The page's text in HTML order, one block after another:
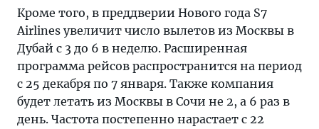
Кроме того, в преддверии Нового года S7
Airlines увеличит число вылетов из Москвы в
Дубай с 3 до 6 в неделю. Расширенная
программа рейсов распространится на период
с 25 декабря по 7 января. Также компания
будет летать из Москвы в Сочи не 2, а 6 раз в
день. Частота постепенно нарастает с 22